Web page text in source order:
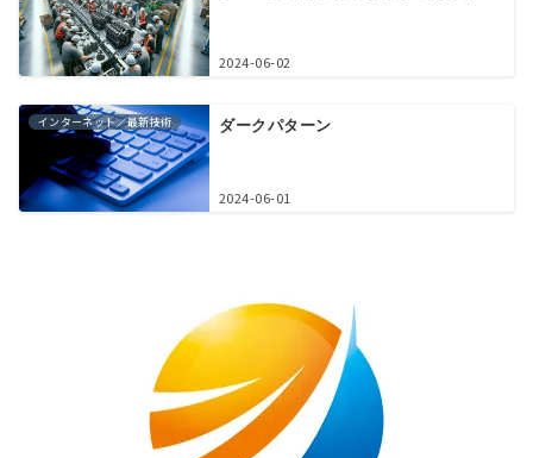
2024-06-02
インターネット／最新技術 ダークパターン
2024-06-01